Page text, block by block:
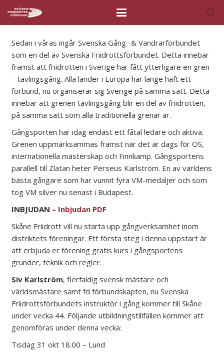
Sedan i våras ingår Svenska Gång- & Vandrarförbundet
som en del av Svenska Friidrottsförbundet. Detta innebär
främst att friidrotten i Sverige har fått ytterligare en gren
– tävlingsgång. Alla länder i Europa har länge haft ett
förbund, nu organiserar sig Sverige på samma sätt. Detta
innebär att grenen tävlingsgång blir en del av friidrotten,
på samma sätt som alla traditionella grenar är.
Gångsporten har idag endast ett fåtal ledare och aktiva.
Grenen uppmärksammas främst när det är dags för OS,
internationella mästerskap och Finnkamp. Gångsportens
parallell till Zlatan heter Perseus Karlström. En av världens
bästa gångare som har vunnit fyra VM-medaljer och som
tog VM silver nu senast i Budapest.
INBJUDAN – Inbjudan PDF
Skåne Friidrott vill nu starta upp gångverksamhet inom
distriktets föreningar. Ett första steg i denna uppstart är
att erbjuda er förening gratis kurs i gångsportens
grunder, teknik och regler.
Siv Karlström, flerfaldig svensk mästare och
världsmästare samt fd förbundskapten, nu Svenska
Friidrottsförbundets instruktör i gång kommer till Skåne
under vecka 44. Följande utbildningstillfällen kommer att
genomföras under denna vecka:
Tisdag 31 okt 18.00 – Lund